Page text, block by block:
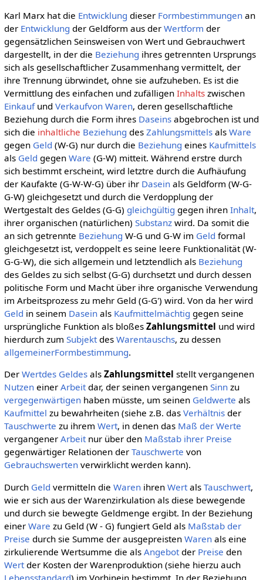
Karl Marx hat die Entwicklung dieser Formbestimmungenan
der Entwicklung der Geldform aus der Wertform der
gegensätzlichen Seinsweisen von Wert und Gebrauchwert
dargestellt, in der die Beziehung ihres getrennten Ursprungs
sich als gesellschaftlicher Zusammenhang vermittelt, der
ihre Trennung übrwindet, ohne sie aufzuheben. Es ist die
Vermittlung des einfachen und zufälligen Inhaltszwischen
Einkaufund Verkaufvon Waren, deren gesellschaftliche
Beziehung durch die Form ihres Daseinsabgebrochen ist und
sich die inhaltliche Beziehung des Zahlungsmittelsals Ware
gegen Geld (W-G) nur durch die Beziehung eines Kaufmittels
als Geld gegen Ware (G-W) mitteit. Während erstre durch
sich bestimmt erscheint, wird letztre durch die Aufhäufung
der Kaufakte (G-W-W-G) über ihr Daseinals Geldform (W-G-
G-W) gleichgesetzt und durch die Verdopplung der
Wertgestalt des Geldes (G-G) gleichgültig gegen ihren Inhalt,
ihrer organischen (natürlichen) Substanzwird. Da somit die
an sich getrennte Beziehung W-G und G-W im Geld formal
gleichgesetzt ist, verdoppelt es seine leere Funktionalität (W-
G-G-W), die sich allgemein und letztendlich als Beziehung
des Geldes zu sich selbst (G-G) durchsetzt und durch dessen
politische Form und Macht über ihre organische Verwendung
im Arbeitsprozess zu mehr Geld (G-G') wird. Von da her wird
Geld in seinem Daseinals Kaufmittelmächtig gegen seine
ursprüngliche Funktion als bloßes Zahlungsmittel und wird
hierdurch zum Subjektdes Warentauschs, zu dessen
allgemeinerFormbestimmung.
Der Wertdes Geldesals Zahlungsmittel stellt vergangenen
Nutzeneiner Arbeitdar, der seinen vergangenen Sinnzu
vergegenwärtigenhaben müsste, um seinen Geldwerte als
Kaufmittel zu bewahrheiten (siehe z.B. das Verhältnisder
Tauschwerte zu ihrem Wert, in denen das Maß der Werte
vergangener Arbeitnur über den Maßstab ihrer Preise
gegenwärtiger Relationen der Tauschwerte von
Gebrauchswertenverwirklicht werden kann).
Durch Geld vermitteln die Warenihren Wertals Tauschwert,
wie er sich aus der Warenzirkulation als diese bewegende
und durch sie bewegte Geldmenge ergibt. In der Beziehung
einer Ware zu Geld (W - G) fungiert Geld als Maßstab der
Preise durch sie Summe der ausgepreisten Warenals eine
zirkulierende Wertsumme die als Angebotder Preise den
Wertder Kosten der Warenproduktion (siehe hierzu auch
Lebensstandard) im Vorhinein bestimmt. In der Beziehung